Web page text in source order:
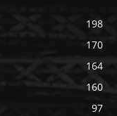
198
170
164
160
97